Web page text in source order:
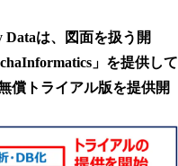
は、図面を扱う開
」を提供して
償トライアル版を提供開